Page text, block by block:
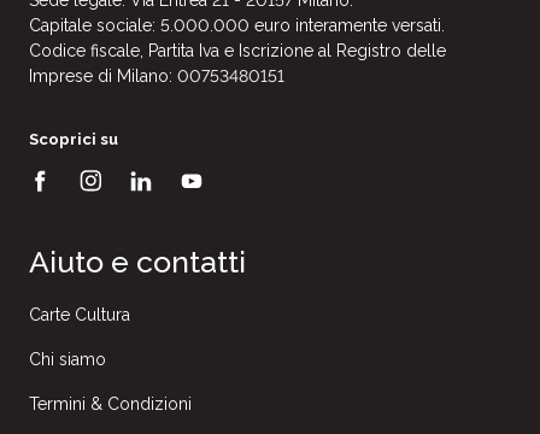
Capitale sociale: 5.000.000 euro interamente versati.
Codice fiscale, Partita Iva e Iscrizione al Registro delle
Imprese di Milano: 00753480151
Scoprici su
Aiuto e contatti
Carte Cultura
Chi siamo
Termini & Condizioni